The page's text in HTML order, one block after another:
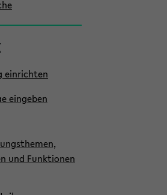
einrichten
eingeben
und Funktionen